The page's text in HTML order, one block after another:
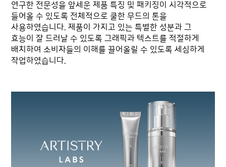
연구한 전문성을 앞세운 제품 특징 및 패키징이 시각적으로
들어올 수 있도록 전체적으로 쿨한 무드의 톤을
사용하였습니다. 제품이 가지고 있는 특별한 성분과 그
효능이 잘 드러날 수 있도록 그래픽과 텍스트를 적절하게
배치하여 소비자들의 이해를 끌어올릴 수 있도록 세심하게
작업하였습니다.